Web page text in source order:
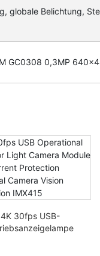
globale Belichtung,
GC0308 0,3MP
4K 30fps USB-